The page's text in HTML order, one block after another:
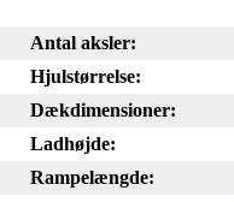
Antal aksler:
Hjulstørrelse:
Dækdimensioner:
Ladhøjde:
Rampelængde: